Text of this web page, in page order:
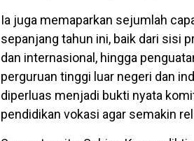
Ia juga memaparkan sejumlah
sepanjang tahun ini, baik dari sisi
dan internasional, hingga
perguruan tinggi luar negeri dan
diperluas menjadi bukti nyata
pendidikan vokasi agar semakin